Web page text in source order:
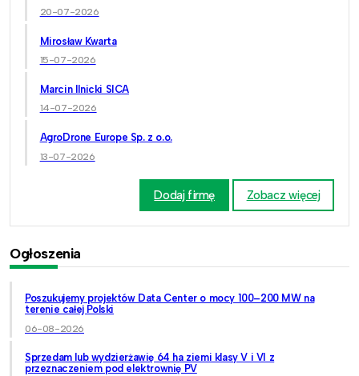
20-07-2026
Mirosław Kwarta
15-07-2026
Marcin Ilnicki SICA
14-07-2026
AgroDrone Europe Sp. z o.o.
13-07-2026
Dodaj firmę Zobacz więcej
Ogłoszenia
Poszukujemy projektów Data Center o mocy 100–200 MW na
terenie całej Polski
06-08-2026
Sprzedam lub wydzierżawię 64 ha ziemi klasy V i VI z
przeznaczeniem pod elektrownię PV